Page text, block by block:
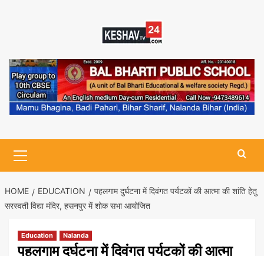
Menu
HOME EDUCATION
पहलगाम दुर्घटना में दिवंगत पर्यटकों की आत्मा की शांति हेतु
सरस्वती विद्या मंदिर, हसनपुर में शोक सभा आयोजित
Education Nalanda
पहलगाम दुर्घटना में दिवंगत पर्यटकों की आत्मा